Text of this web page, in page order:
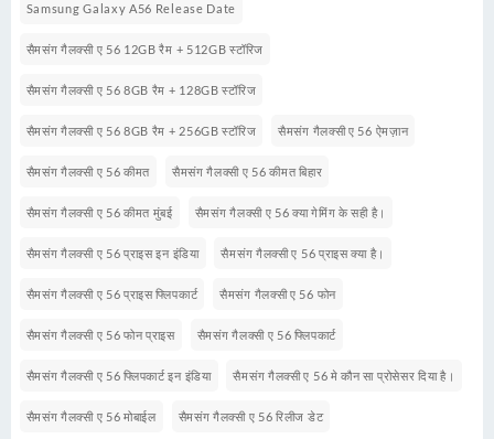
Samsung Galaxy A56 Release Date
सैमसंग गैलक्सी ए 56 12GB रैम + 512GB स्टॉरिज
सैमसंग गैलक्सी ए 56 8GB रैम + 128GB स्टॉरिज
सैमसंग गैलक्सी ए 56 8GB रैम + 256GB स्टॉरिज सैमसंग गैलक्सी ए 56 ऐमज़ान
सैमसंग गैलक्सी ए 56 कीमत सैमसंग गैलक्सी ए 56 कीमत बिहार
सैमसंग गैलक्सी ए 56 कीमत मुंबई सैमसंग गैलक्सी ए 56 क्या गेमिंग के सही है।
सैमसंग गैलक्सी ए 56 प्राइस इन इंडिया सैमसंग गैलक्सी ए 56 प्राइस क्या है।
सैमसंग गैलक्सी ए 56 प्राइस फ्लिपकार्ट सैमसंग गैलक्सी ए 56 फोन
सैमसंग गैलक्सी ए 56 फोन प्राइस सैमसंग गैलक्सी ए 56 फ्लिपकार्ट
सैमसंग गैलक्सी ए 56 फ्लिपकार्ट इन इंडिया सैमसंग गैलक्सी ए 56 मे कौन सा प्रोसेसर दिया है।
सैमसंग गैलक्सी ए 56 मोबाईल सैमसंग गैलक्सी ए 56 रिलीज डेट